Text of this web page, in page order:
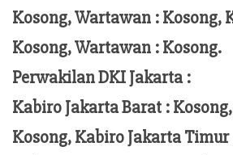
Kosong, Wartawan : Kosong,
Kosong, Wartawan : Kosong.
Perwakilan DKI Jakarta :
Kabiro Jakarta Barat :
Kosong, Kabiro Jakarta Timur